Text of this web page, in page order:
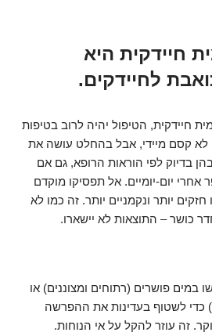
חיידקית היא
לחיידקים.
חיידקית, הטיפול יהיה לרוב בטיפות
לא קסם מיידי, אבל בהחלט עושה את
בדיוק לפי הוראות הרופא, גם אם
יום-יומיים. אל תפסיקו מוקדם
יותר ונקמניים יותר. זה כמו לא
כושר – התוצאות לא יישארו.
במים פושרים (רתוחים ומצוננים) או
כדי לשטוף בעדינות את ההפרשה
זה עוזר להקל על אי הנוחות.